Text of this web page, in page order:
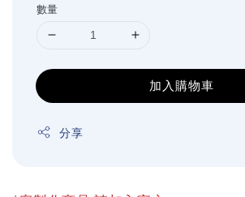
數量
加入購物車
分享